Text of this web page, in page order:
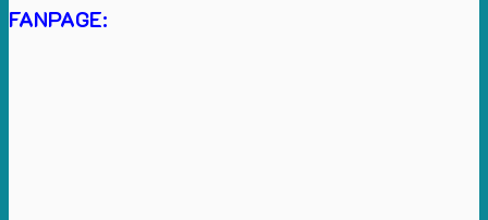
FANPAGE: